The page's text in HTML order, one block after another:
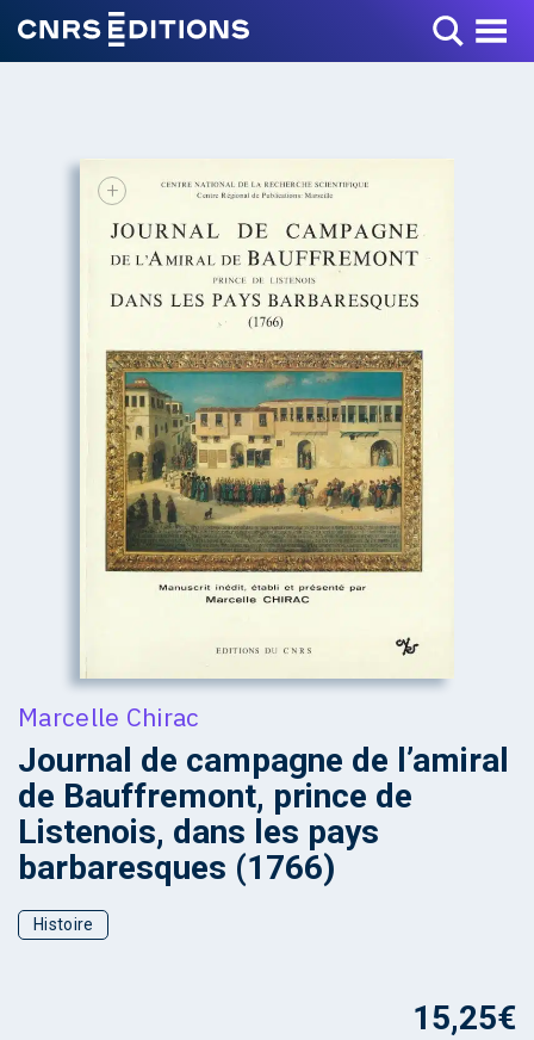
Toggle Menu
+
Marcelle Chirac
Journal de campagne de l’amiral
de Bauffremont, prince de
Listenois, dans les pays
barbaresques (1766)
Histoire
15,25€